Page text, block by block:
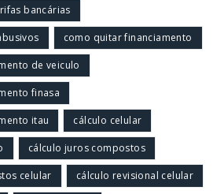
bancárias
como quitar financiamento
de veiculo
finasa
itau cálculo celular
cálculo juros compostos
celular cálculo revisional celular